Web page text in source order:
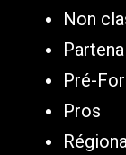
Non
Pré-
Pros